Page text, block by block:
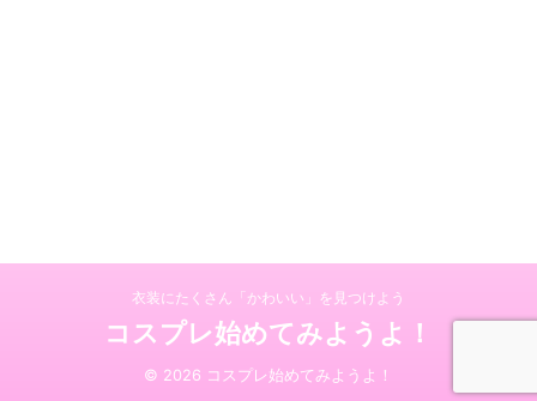
衣装にたくさん「かわいい」を見つけよう
コスプレ始めてみようよ！
© 2026 コスプレ始めてみようよ！